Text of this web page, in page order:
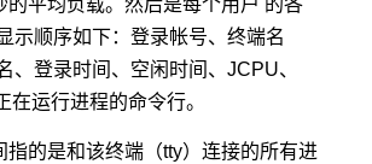
的平均负载。然后是每个用户 的各
示顺序如下：登录帐号、终端名
、登录时间、空闲时间、JCPU、
在运行进程的命令行。
指的是和该终端（tty）连接的所有进